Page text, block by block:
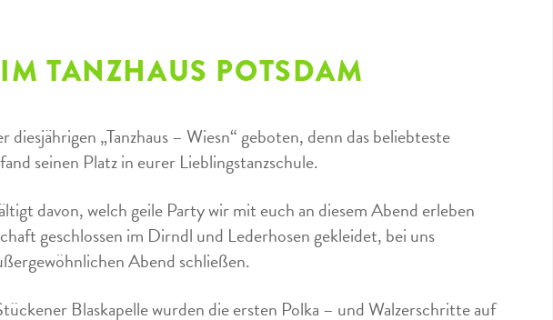
TANZHAUS POTSDAM
„Tanzhaus – Wiesn“ geboten, denn das beliebteste
seinen Platz in eurer Lieblingstanzschule.
davon, welch geile Party wir mit euch an diesem Abend erleben
geschlossen im Dirndl und Lederhosen gekleidet, bei uns
Abend schließen.
Blaskapelle wurden die ersten Polka – und Walzerschritte auf